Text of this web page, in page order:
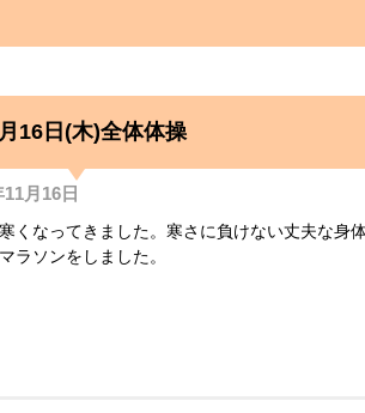
16日(木)全体体操
月16日
くなってきました。寒さに負けない丈夫な身
ラソンをしました。